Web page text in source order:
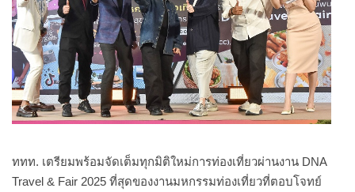
ททท. เตรียมพร้อมจัดเต็มทุกมิติใหม่การท่องเที่ยวผ่านงาน DNA
Travel & Fair 2025 ที่สุดของงานมหกรรมท่องเที่ยวที่ตอบโจทย์